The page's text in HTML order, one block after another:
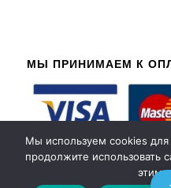
МЫ ПРИНИМАЕМ К
Мы используем cookies
продолжите использовать
этим